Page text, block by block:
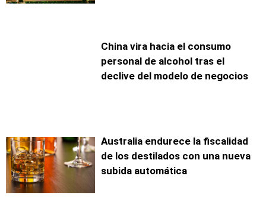
China vira hacia el consumo
personal de alcohol tras el
declive del modelo de negocios
Australia endurece la fiscalidad
de los destilados con una nueva
subida automática